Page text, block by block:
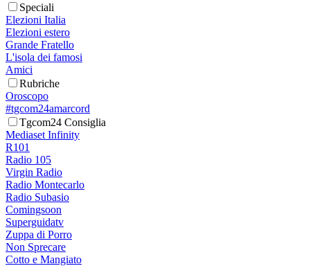
Speciali
Elezioni Italia
Elezioni estero
Grande Fratello
L'isola dei famosi
Amici
Rubriche
Oroscopo
#tgcom24amarcord
Tgcom24 Consiglia
Mediaset Infinity
R101
Radio 105
Virgin Radio
Radio Montecarlo
Radio Subasio
Comingsoon
Superguidatv
Zuppa di Porro
Non Sprecare
Cotto e Mangiato